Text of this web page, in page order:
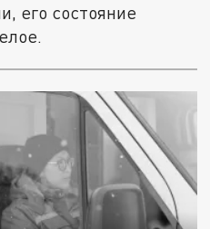
его состояние